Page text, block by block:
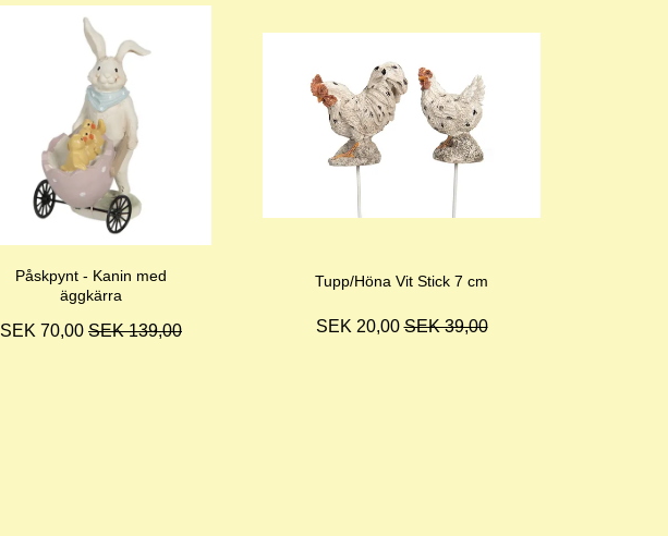
Påskpynt - Kanin med
äggkärra
SEK 70,00 SEK 139,00
Tupp/Höna Vit Stick 7 cm
SEK 20,00SEK 39,00